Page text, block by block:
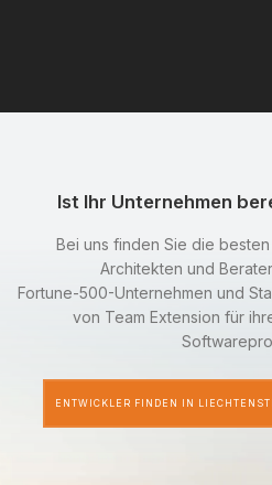
Ist Ihr Unternehmen
Bei uns finden Sie die besten
Architekten und
Fortune-500-Unternehmen und
von Team Extension für
ENTWICKLER FINDEN IN